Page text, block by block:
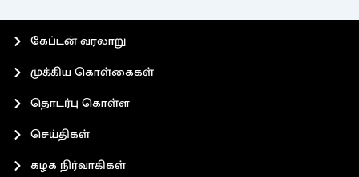
கேப்டன் வரலாறு
முக்கிய கொள்கைகள்
தொடர்பு கொள்ள
செய்திகள்
கழக நிர்வாகிகள்